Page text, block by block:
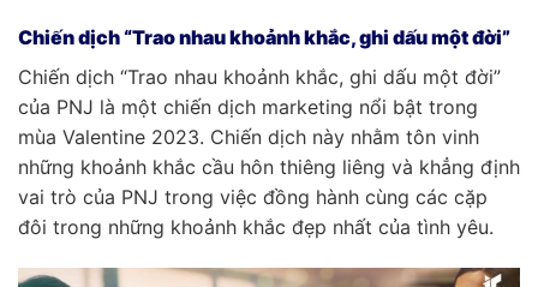
Chiến dịch “Trao nhau khoảnh khắc, ghi dấu một đời”
Chiến dịch “Trao nhau khoảnh khắc, ghi dấu một đời”
của PNJ là một chiến dịch marketing nổi bật trong
mùa Valentine 2023. Chiến dịch này nhằm tôn vinh
những khoảnh khắc cầu hôn thiêng liêng và khẳng định
vai trò của PNJ trong việc đồng hành cùng các cặp
đôi trong những khoảnh khắc đẹp nhất của tình yêu.